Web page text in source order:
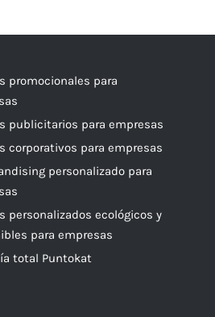
promocionales para
publicitarios para empresas
corporativos para empresas
personalizado para
personalizados ecológicos y
para empresas
total Puntokat